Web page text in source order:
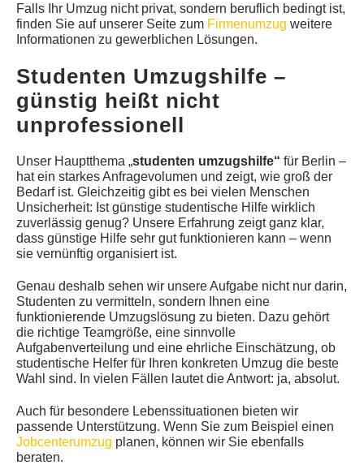
Falls Ihr Umzug nicht privat, sondern beruflich bedingt ist,
finden Sie auf unserer Seite zum Firmenumzug weitere
Informationen zu gewerblichen Lösungen.
Studenten Umzugshilfe –
günstig heißt nicht
unprofessionell
Unser Hauptthema „studenten umzugshilfe“ für Berlin –
hat ein starkes Anfragevolumen und zeigt, wie groß der
Bedarf ist. Gleichzeitig gibt es bei vielen Menschen
Unsicherheit: Ist günstige studentische Hilfe wirklich
zuverlässig genug? Unsere Erfahrung zeigt ganz klar,
dass günstige Hilfe sehr gut funktionieren kann – wenn
sie vernünftig organisiert ist.
Genau deshalb sehen wir unsere Aufgabe nicht nur darin,
Studenten zu vermitteln, sondern Ihnen eine
funktionierende Umzugslösung zu bieten. Dazu gehört
die richtige Teamgröße, eine sinnvolle
Aufgabenverteilung und eine ehrliche Einschätzung, ob
studentische Helfer für Ihren konkreten Umzug die beste
Wahl sind. In vielen Fällen lautet die Antwort: ja, absolut.
Auch für besondere Lebenssituationen bieten wir
passende Unterstützung. Wenn Sie zum Beispiel einen
Jobcenterumzug planen, können wir Sie ebenfalls
beraten.